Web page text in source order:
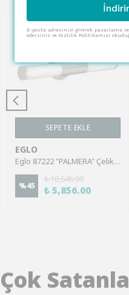
SEPETE EKLE
EGLO
Eglo 87222 "PALMERA" Çelik Nikel Mat Duvar Aplik Ip44
%45
₺ 10,646.00
₺ 5,856.00
Çok
E-posta adresinizi girerek pazarlama
edersiniz ve Gizlilik Politikamızı